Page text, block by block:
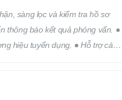
sàng lọc và kiểm tra hồ sơ
báo kết quả phỏng vấn. ●
hiệu tuyển dụng. ● Hỗ trợ các